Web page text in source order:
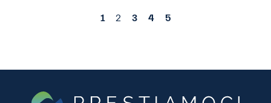
1 2 3 4 5